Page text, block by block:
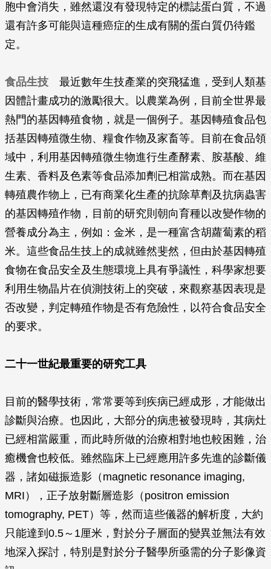
胞中會消失，雖然還沒有發現特定的標誌蛋白質，不過
還有許多可能與這種癌症的生成有關的蛋白質仍待鑑
定。
食品生技 最近數年生技產業的突飛猛進，受到人類基
因體計畫成功的激勵很大。以農業為例，目前全世界最
熱門的基因轉殖食物，就是一個例子。基因轉殖食品包
括基因轉殖微生物、糧食作物及家畜等。目前在食品領
域中，利用基因轉殖微生物進行生產酵素、胺基酸、維
生素、香料及色素等食品添加劑已相當成熟。而在基因
轉殖農作物上，已有商業化生產的抗除草劑及抗病蟲害
的基因轉殖作物，目前的研究則朝向育種以改變作物的
營養成分為主，例如：金米，是一種富含胡蘿蔔素的稻
米。這些食品生技上的成就雖然斐然，但由於基因轉殖
食物在食品安全及生態環境上具有爭議性，科學家想要
利用生物晶片在偵測技術上的突破，來觀察基因表現是
否改變，判定轉殖作物是否有危險性，以符合食品安全
的要求。
二十一世紀最重要的研究工具
目前的醫學技術，常常要等到疾病已經成形，才能做出
診斷與治療。也因此，大部分的病患被發現時，其病灶
已經相當嚴重，而此時所做的治療相對地也較困難，治
癒機會也較低。雖然臨床上已經應用許多先進的診斷儀
器，諸如磁振造影（magnetic resonance imaging,
MRI），正子放射斷層造影（positron emission
tomography, PET）等，然而這些儀器的解析度，大約
只能達到0.5～1厘米，對於分子層面的變異並無法有效
地深入探討，特別是對於分子醫學所亟需的分子影像資